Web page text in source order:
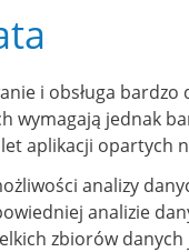
i obsługa
wymagają jednak
aplikacji opartych
analizy
analizie
zbiorów